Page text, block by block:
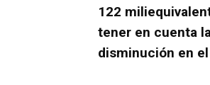
122
tener en cuenta
disminución en